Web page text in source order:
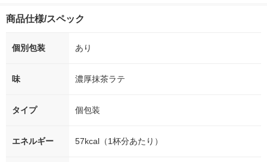
商品仕様/スペック
個別包装 あり
味 濃厚抹茶ラテ
タイプ 個包装
エネルギー 57kcal（1杯分あたり）